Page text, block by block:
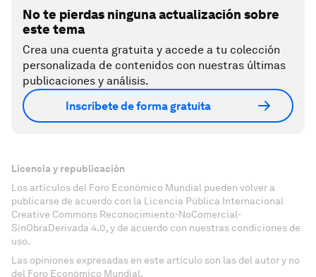
No te pierdas ninguna actualización sobre
este tema
Crea una cuenta gratuita y accede a tu colección
personalizada de contenidos con nuestras últimas
publicaciones y análisis.
Inscríbete de forma gratuita
Licencia y republicación
Los artículos del Foro Económico Mundial pueden volver a
publicarse de acuerdo con la Licencia Pública Internacional
Creative Commons Reconocimiento-NoComercial-
SinObraDerivada 4.0, y de acuerdo con nuestras condiciones de
uso.
Las opiniones expresadas en este artículo son las del autor y no
del Foro Económico Mundial.